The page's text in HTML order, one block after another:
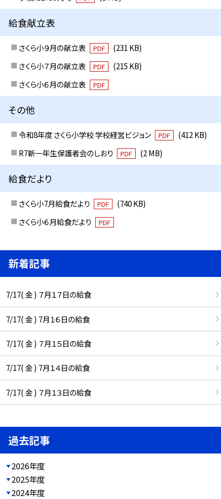
給食献立表
さくら小９月の献立表 PDF
(231 KB)
さくら小７月の献立表
PDF
(215 KB)
さくら小６月の献立表
PDF
その他
令和8年度 さくら小学校 学校経営ビジョン PDF
(412 KB)
R7新一年生保護者会のしおり
PDF (2 MB)
給食だより
さくら小7月給食だより PDF
(740 KB)
さくら小６月給食だより
PDF
新着記事
7/17( 金 ) ７月１７日の給食
7/17( 金 ) 7月１６日の給食
7/17( 金 ) ７月１５日の給食
7/17( 金 ) 7月１４日の給食
7/17( 金 ) ７月１３日の給食
過去記事
2026年度
2025年度
2024年度